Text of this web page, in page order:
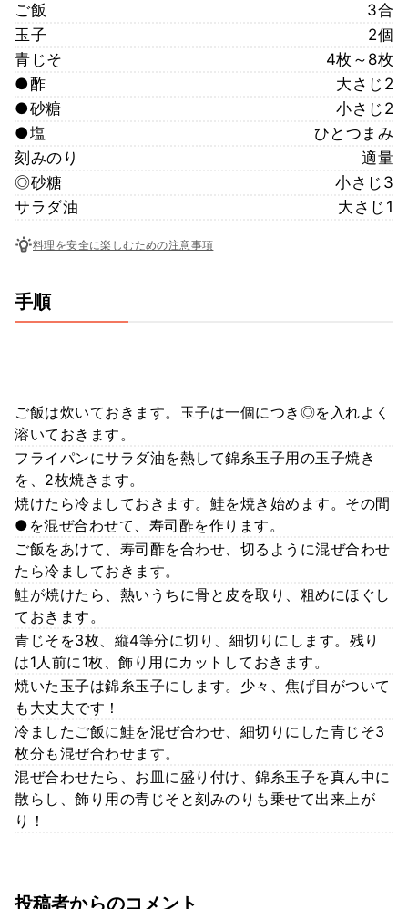
ご飯
3合
玉子
2個
青じそ
4枚～8枚
●酢
大さじ2
●砂糖
小さじ2
●塩
ひとつまみ
刻みのり
適量
◎砂糖
小さじ3
サラダ油
大さじ1
料理を安全に楽しむための注意事項
手順
ご飯は炊いておきます。玉子は一個につき◎を入れよく
溶いておきます。
フライパンにサラダ油を熱して錦糸玉子用の玉子焼き
を、2枚焼きます。
焼けたら冷ましておきます。鮭を焼き始めます。その間
●を混ぜ合わせて、寿司酢を作ります。
ご飯をあけて、寿司酢を合わせ、切るように混ぜ合わせ
たら冷ましておきます。
鮭が焼けたら、熱いうちに骨と皮を取り、粗めにほぐし
ておきます。
青じそを3枚、縦4等分に切り、細切りにします。残り
は1人前に1枚、飾り用にカットしておきます。
焼いた玉子は錦糸玉子にします。少々、焦げ目がついて
も大丈夫です！
冷ましたご飯に鮭を混ぜ合わせ、細切りにした青じそ3
枚分も混ぜ合わせます。
混ぜ合わせたら、お皿に盛り付け、錦糸玉子を真ん中に
散らし、飾り用の青じそと刻みのりも乗せて出来上が
り！
投稿者からのコメント